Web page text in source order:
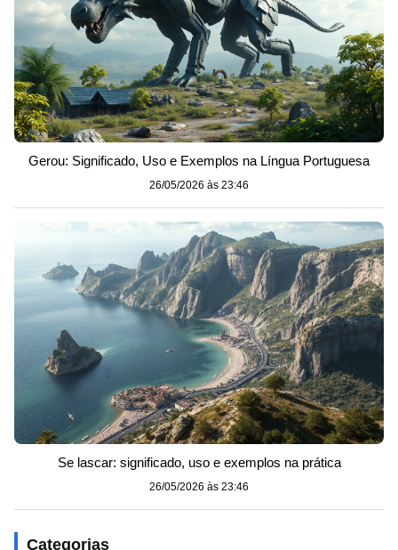
Gerou: Significado, Uso e Exemplos na Língua Portuguesa
26/05/2026 às 23:46
Se lascar: significado, uso e exemplos na prática
26/05/2026 às 23:46
Categorias